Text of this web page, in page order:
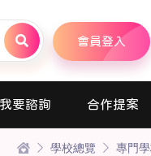
會員登入
我要諮詢 合作提案
學校總覽 專門